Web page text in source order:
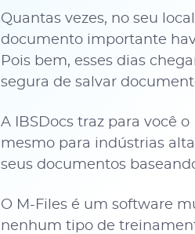
Quantas vezes, no seu
documento importante
Pois bem, esses dias
segura de salvar
A IBSDocs traz para você o
mesmo para indústrias
seus documentos
O M-Files é um software
nenhum tipo de